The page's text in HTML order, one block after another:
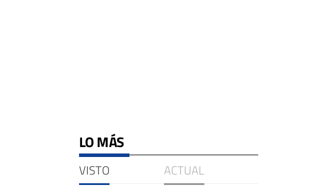
LO MÁS
VISTO ACTUAL